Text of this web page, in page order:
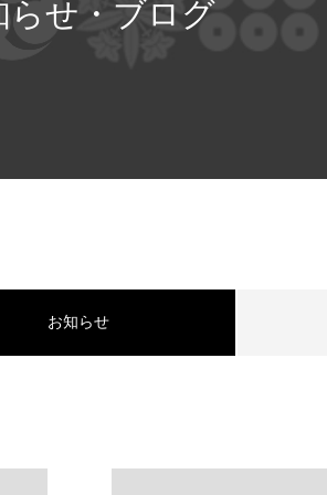
らせ ・ ブロ グ
お知らせ